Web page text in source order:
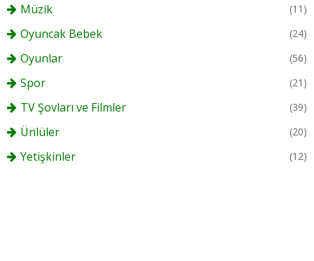
Müzik (11)
Oyuncak Bebek (24)
Oyunlar (56)
Spor (21)
TV Şovları ve Filmler (39)
Ünlüler (20)
Yetişkinler (12)